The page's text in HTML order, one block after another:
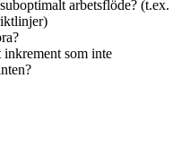
arbetsflöde? (t.ex.
inkrement som inte